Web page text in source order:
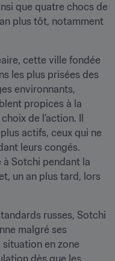
que quatre chocs de
plus tôt, notamment
cette ville fondée
les plus prisées des
environnants,
propices à la
de l’action. Il
actifs, ceux qui ne
Sotchi pendant la
un an plus tard, lors
russes, Sotchi
malgré ses
en zone
dès que les